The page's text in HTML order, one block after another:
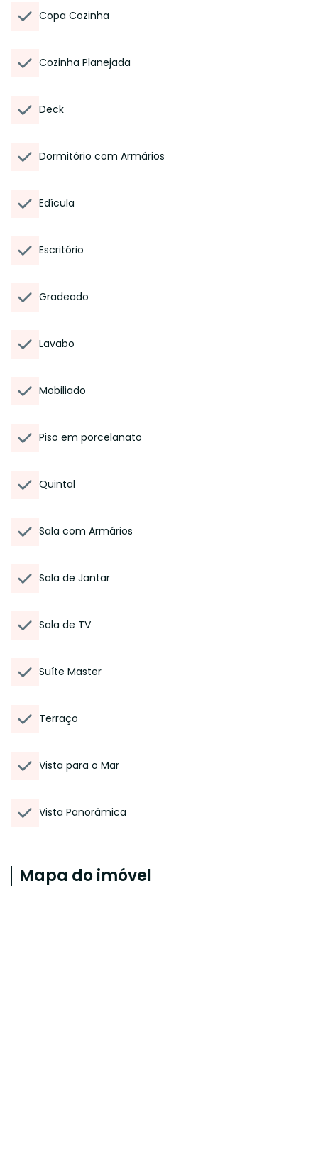
Copa Cozinha
Cozinha Planejada
Deck
Dormitório com Armários
Edícula
Escritório
Gradeado
Lavabo
Mobiliado
Piso em porcelanato
Quintal
Sala com Armários
Sala de Jantar
Sala de TV
Suíte Master
Terraço
Vista para o Mar
Vista Panorâmica
Mapa do imóvel